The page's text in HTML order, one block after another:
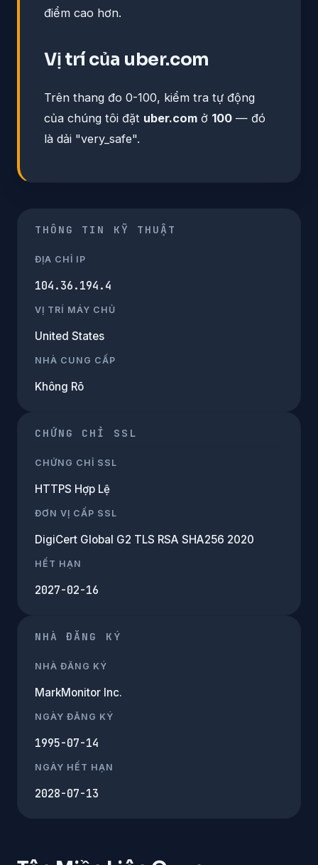
điểm cao hơn.
Vị trí của uber.com
Trên thang đo 0-100, kiểm tra tự động
của chúng tôi đặt uber.com ở 100 — đó
là dải "very_safe".
THÔNG TIN KỸ THUẬT
ĐỊA CHỈ IP
104.36.194.4
VỊ TRÍ MÁY CHỦ
United States
NHÀ CUNG CẤP
Không Rõ
CHỨNG CHỈ SSL
CHỨNG CHỈ SSL
HTTPS Hợp Lệ
ĐƠN VỊ CẤP SSL
DigiCert Global G2 TLS RSA SHA256 2020
HẾT HẠN
2027-02-16
NHÀ ĐĂNG KÝ
NHÀ ĐĂNG KÝ
MarkMonitor Inc.
NGÀY ĐĂNG KÝ
1995-07-14
NGÀY HẾT HẠN
2028-07-13